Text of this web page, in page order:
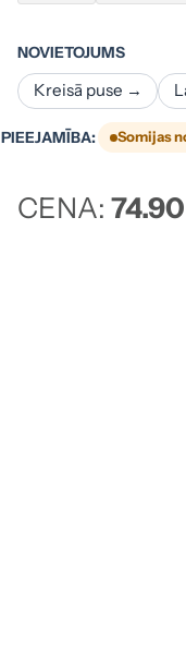
NOVIETOJUMS
Kreisā puse →
PIEEJAMĪBA: Somijas
CENA:74.90